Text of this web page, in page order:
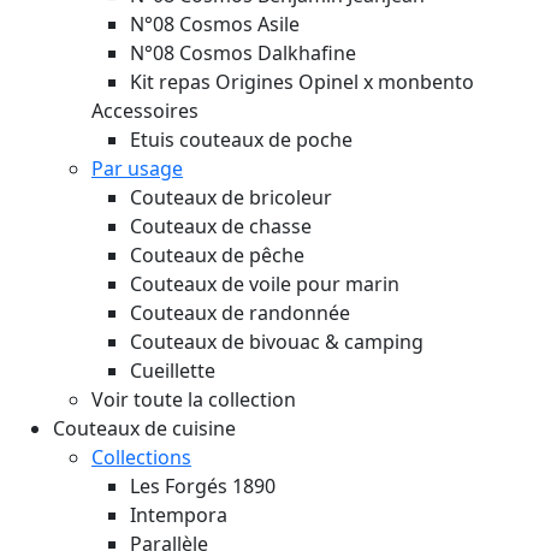
N°08 Cosmos Asile
N°08 Cosmos Dalkhafine
Kit repas Origines Opinel x monbento
Accessoires
Etuis couteaux de poche
Par usage
Couteaux de bricoleur
Couteaux de chasse
Couteaux de pêche
Couteaux de voile pour marin
Couteaux de randonnée
Couteaux de bivouac & camping
Cueillette
Voir toute la collection
Couteaux de cuisine
Collections
Les Forgés 1890
Intempora
Parallèle